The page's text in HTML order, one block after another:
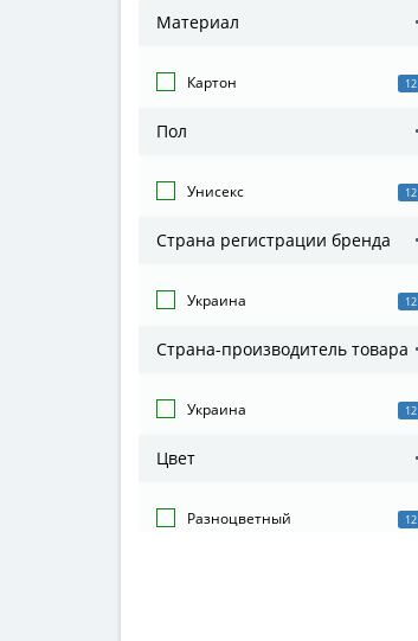
Материал
Картон 12
Пол
Унисекс 12
Страна регистрации бренда
Украина 12
Страна-производитель товара
Украина 12
Цвет
Разноцветный 12